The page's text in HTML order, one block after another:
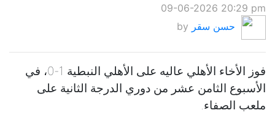
09-06-2026 20:29 pm
by حسن سقر
فوز الأخاء الأهلي عاليه على الأهلي النبطية 1-0، في
الأسبوع الثامن عشر من دوري الدرجة الثانية على
ملعب الصفاء.